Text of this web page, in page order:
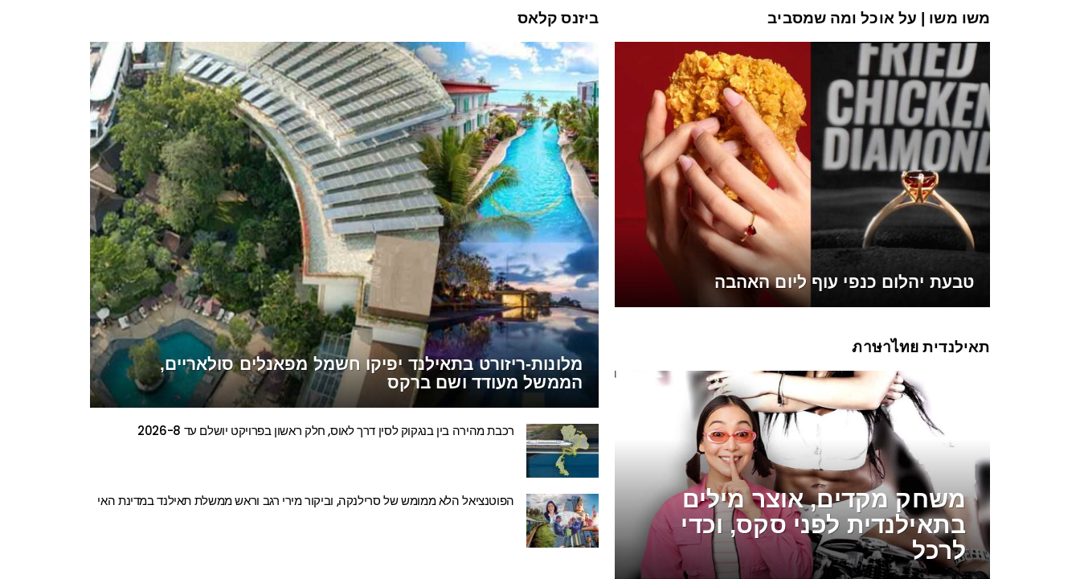
משו משו | על אוכל ומה שמסביב
טבעת יהלום כנפי עוף ליום האהבה
תאילנדית ภาษาไทย
משחק מקדים, אוצר מילים
בתאילנדית לפני סקס, וכדי
לרכל
ביזנס קלאס
מלונות-ריזורט בתאילנד יפיקו חשמל מפאנלים סולאריים,
הממשל מעודד ושם ברקס
רכבת מהירה בין בנגקוק לסין דרך לאוס, חלק ראשון בפרויקט יושלם עד 2026-8
הפוטנציאל הלא ממומש של סרילנקה, וביקור מירי רגב וראש ממשלת תאילנד במדינת האי